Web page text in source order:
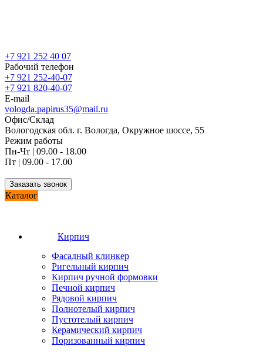
+7 921 252 40 07
Рабочий телефон
+7 921 252-40-07
+7 921 820-40-07
E-mail
vologda.papirus35@mail.ru
Офис/Склад
Вологодская обл. г. Вологда, Окружное шоссе, 55
Режим работы
Пн-Чт | 09.00 - 18.00
Пт | 09.00 - 17.00
Заказать звонок
Каталог
Кирпич
Фасадный клинкер
Ригельный кирпич
Кирпич ручной формовки
Печной кирпич
Рядовой кирпич
Полнотелый кирпич
Пустотелый кирпич
Керамический кирпич
Поризованный кирпич